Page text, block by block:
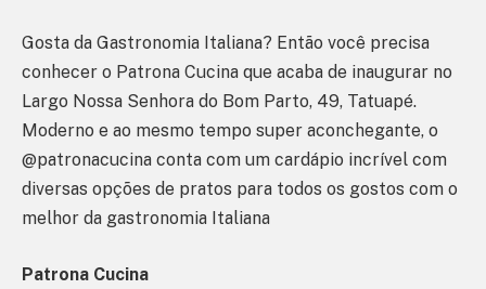
Gosta da Gastronomia Italiana? Então você precisa
conhecer o Patrona Cucina que acaba de inaugurar no
Largo Nossa Senhora do Bom Parto, 49, Tatuapé.
Moderno e ao mesmo tempo super aconchegante, o
@patronacucina conta com um cardápio incrível com
diversas opções de pratos para todos os gostos com o
melhor da gastronomia Italiana
Patrona Cucina